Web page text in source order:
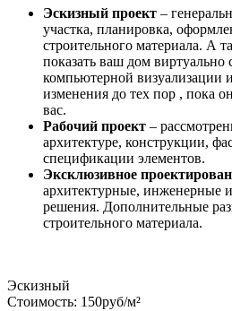
Эскизный проект –
участка, планировка,
строительного материала. А
показать ваш дом виртуально
компьютерной визуализации
изменения до тех пор , пока
вас.
Рабочий проект –
архитектуре, конструкции,
спецификации элементов.
Эксклюзивное
архитектурные, инженерные
решения. Дополнительные
строительного материала.
Эскизный
Стоимость: 150руб/м²